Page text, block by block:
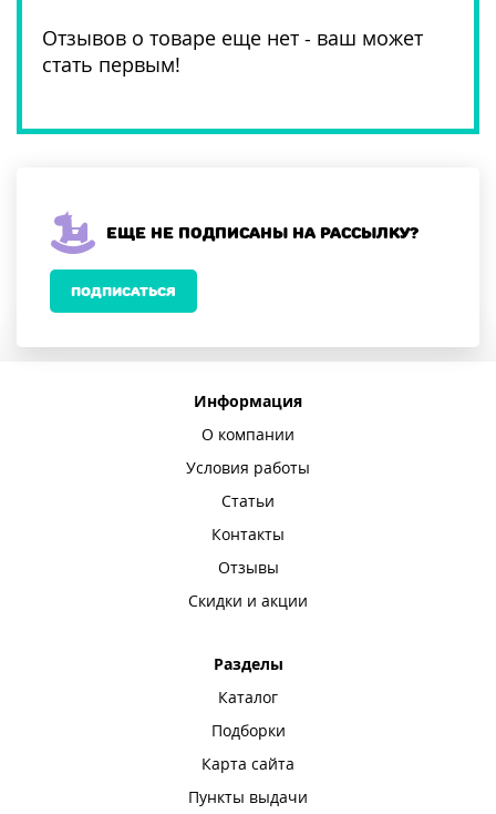
Отзывов о товаре еще нет - ваш может
стать первым!
Еще не подписаны на рассылку?
ПОДПИСАТЬСЯ
Информация
О компании
Условия работы
Статьи
Контакты
Отзывы
Скидки и акции
Разделы
Каталог
Подборки
Карта сайта
Пункты выдачи